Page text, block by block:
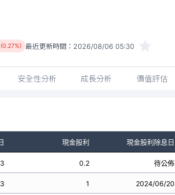
最近更新時間： 2026/08/06 05:30
安全性分析 成長分析 價值評估
現金股利 現金股利除息日
0.2 待公佈
1 2024/06/20